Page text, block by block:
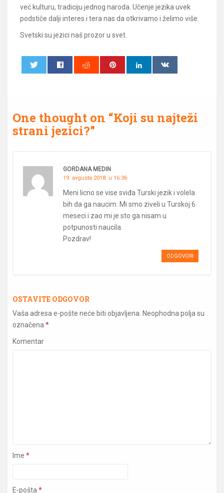
već kulturu, tradiciju jednog naroda. Učenje jezika uvek
podstiče dalji interes i tera nas da otkrivamo i želimo više.
Svetski su jezici naš prozor u svet.
One thought on “Koji su najteži
strani jezici?”
GORDANA MEDIN
19. avgusta 2018. u 16:36
Meni licno se vise sviđa Turski jezik i volela
bih da ga naucim. Mi smo ziveli u Turskoj 6
meseci i zao mi je sto ga nisam u
potpunosti naucila.
Pozdrav!
ODGOVORI
OSTAVITE ODGOVOR
Vaša adresa e-pošte neće biti objavljena. Neophodna polja su
označena *
Komentar
Ime *
E-pošta *